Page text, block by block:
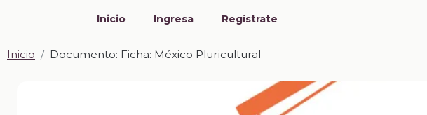
Inicio Ingresa Regístrate
Inicio Documento: Ficha: México Pluricultural